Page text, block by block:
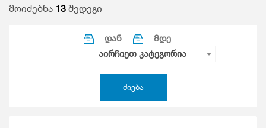
მოიძებნა 13 შედეგი
აირჩიეთ კატეგორია
ძიება